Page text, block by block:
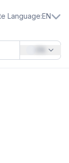
Language:EN